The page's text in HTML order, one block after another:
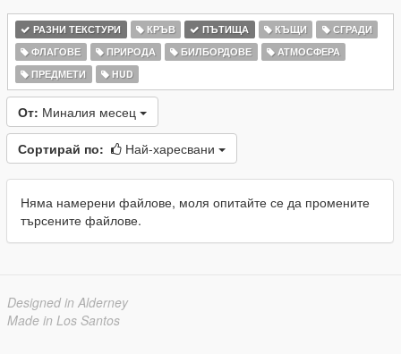
РАЗНИ ТЕКСТУРИ КРЪВ ПЪТИЩА КЪЩИ
СГРАДИ
ФЛАГОВЕ
ПРИРОДА БИЛБОРДОВЕ
АТМОСФЕРА
ПРЕДМЕТИ
HUD
От: Миналия месец
Сортирай по: Най-харесвани
Няма намерени файлове, моля опитайте се да промените
търсените файлове.
Designed in Alderney
Made in Los Santos